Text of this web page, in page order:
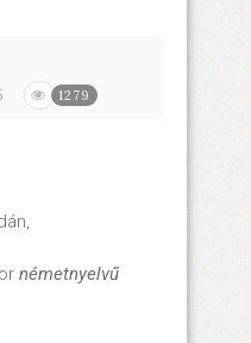
1279
németnyelvű